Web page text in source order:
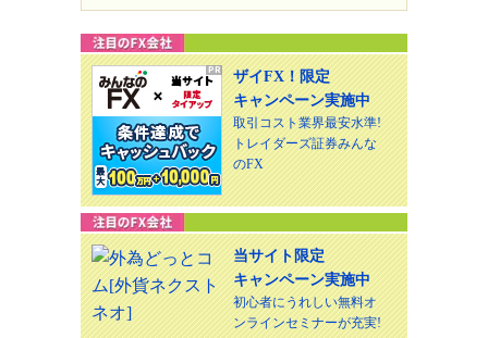
ザイFX！限定
キャンペーン実施中
取引コスト業界最安水準!
トレイダーズ証券みんな
のFX
当サイト限定
キャンペーン実施中
初心者にうれしい無料オ
ンラインセミナーが充実!